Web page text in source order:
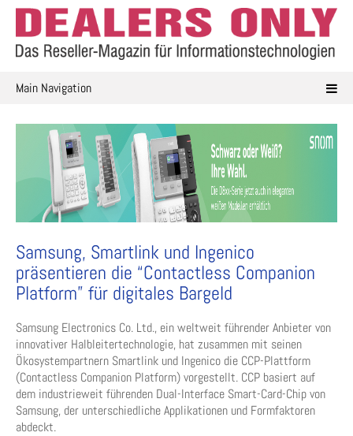
Skip
content
Main Navigation
Samsung, Smartlink und Ingenico
präsentieren die “Contactless Companion
Platform” für digitales Bargeld
Samsung Electronics Co. Ltd., ein weltweit führender Anbieter von
innovativer Halbleitertechnologie, hat zusammen mit seinen
Ökosystempartnern Smartlink und Ingenico die CCP-Plattform
(Contactless Companion Platform) vorgestellt. CCP basiert auf
dem industrieweit führenden Dual-Interface Smart-Card-Chip von
Samsung, der unterschiedliche Applikationen und Formfaktoren
abdeckt.